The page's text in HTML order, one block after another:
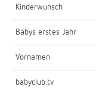
Kinderwunsch
Babys erstes Jahr
Vornamen
babyclub.tv